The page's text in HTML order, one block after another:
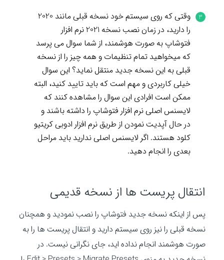
وقتی که روی سیستم خود نسخه قبلی مانند 2020
را دارید، در زمان نصب نسخه 2021 نرم افزار
فتوشاپ به صورت هوشمند، از شما سوال می پرسد
که میخواهید تمام تنظیمات و همه چیز را از نسخه
قبلی به این نسخه جدید منتقل نماید؟ این سوال
خیلی کاربردی و مهم است که باید تایید کنید، البته
ممکن است افرادی این سوال را مشاهده کنند که
لایسنس اصلی نرم افزار فتوشاپ را داشته باشند و
در حال آپدیت نمودن از طریق نرم افزار ادوبی کریتیو
کلود هستند. اگر لایسنس اصلی ندارید باید مراحل
بعدی را انجام دهید.
انتقال پریست ها از نسخه قدیمی
پس از اینکه نسخه جدید فتوشاپ را نصب نمودید و همچنان
نسخه قبلی را نیز روی سیستم دارید و انتقال پریست ها را به
صورت هوشمند انجام نداده اید، جای نگرانی نیست. در